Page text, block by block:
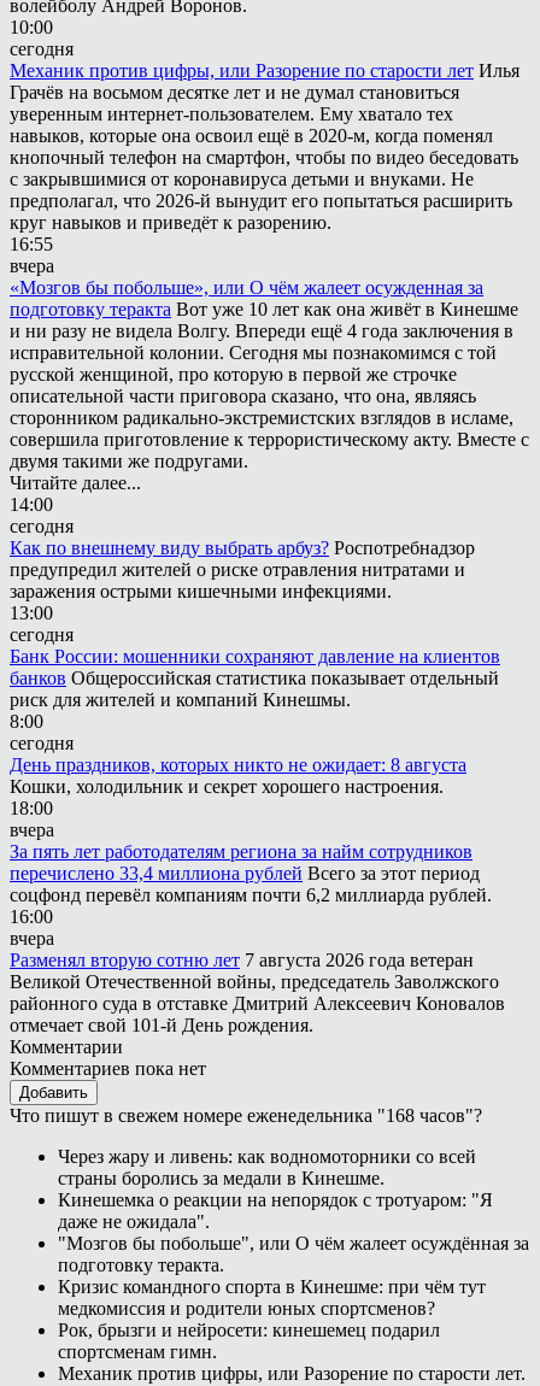
волейболу Андрей Воронов.
10:00
сегодня
Механик против цифры, или Разорение по старости лет Илья
Грачёв на восьмом десятке лет и не думал становиться
уверенным интернет-пользователем. Ему хватало тех
навыков, которые она освоил ещё в 2020-м, когда поменял
кнопочный телефон на смартфон, чтобы по видео беседовать
с закрывшимися от коронавируса детьми и внуками. Не
предполагал, что 2026-й вынудит его попытаться расширить
круг навыков и приведёт к разорению.
16:55
вчера
«Мозгов бы побольше», или О чём жалеет осужденная за
подготовку теракта Вот уже 10 лет как она живёт в Кинешме
и ни разу не видела Волгу. Впереди ещё 4 года заключения в
исправительной колонии. Сегодня мы познакомимся с той
русской женщиной, про которую в первой же строчке
описательной части приговора сказано, что она, являясь
сторонником радикально-экстремистских взглядов в исламе,
совершила приготовление к террористическому акту. Вместе с
двумя такими же подругами.
Читайте далее...
14:00
сегодня
Как по внешнему виду выбрать арбуз? Роспотребнадзор
предупредил жителей о риске отравления нитратами и
заражения острыми кишечными инфекциями.
13:00
сегодня
Банк России: мошенники сохраняют давление на клиентов
банков Общероссийская статистика показывает отдельный
риск для жителей и компаний Кинешмы.
8:00
сегодня
День праздников, которых никто не ожидает: 8 августа
Кошки, холодильник и секрет хорошего настроения.
18:00
вчера
За пять лет работодателям региона за найм сотрудников
перечислено 33,4 миллиона рублей Всего за этот период
соцфонд перевёл компаниям почти 6,2 миллиарда рублей.
16:00
вчера
Разменял вторую сотню лет 7 августа 2026 года ветеран
Великой Отечественной войны, председатель Заволжского
районного суда в отставке Дмитрий Алексеевич Коновалов
отмечает свой 101-й День рождения.
Комментарии
Комментариев пока нет
Добавить
Что пишут в свежем номере еженедельника "168 часов"?
Через жару и ливень: как водномоторники со всей
страны боролись за медали в Кинешме.
Кинешемка о реакции на непорядок с тротуаром: "Я
даже не ожидала".
"Мозгов бы побольше", или О чём жалеет осуждённая за
подготовку теракта.
Кризис командного спорта в Кинешме: при чём тут
медкомиссия и родители юных спортсменов?
Рок, брызги и нейросети: кинешемец подарил
спортсменам гимн.
Механик против цифры, или Разорение по старости лет.